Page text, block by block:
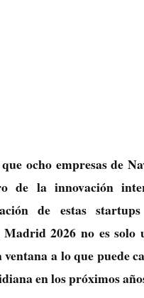
ocho empresas de
de la innovación
de estas
2026 no es solo
ventana a lo que puede
en los próximos